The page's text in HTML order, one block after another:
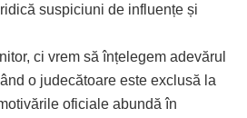
suspiciuni de influențe și
ci vrem să înțelegem adevărul
o judecătoare este exclusă la
oficiale abundă în